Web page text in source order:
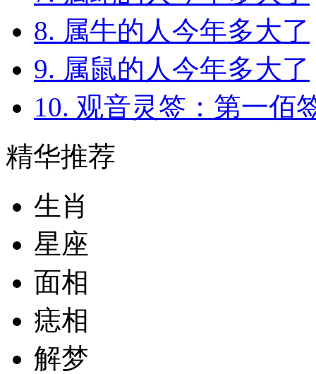
8. 属牛的人今年多大了
9. 属鼠的人今年多大了
10. 观音灵签：第一佰
精华推荐
生肖
星座
面相
痣相
解梦